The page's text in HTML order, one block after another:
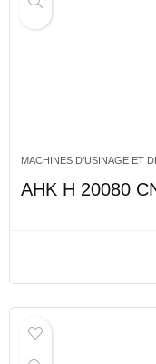
MACHINES D’USINAGE ET
AHK H 20080